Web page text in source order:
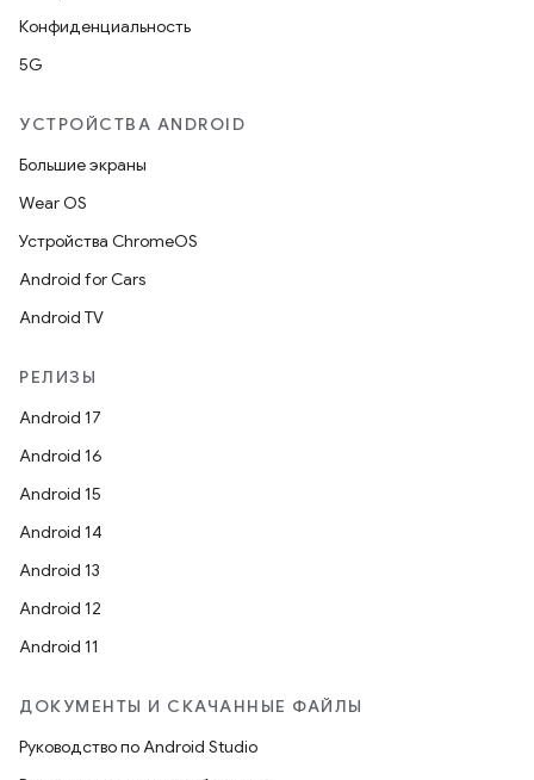
Конфиденциальность
5G
УСТРОЙСТВА ANDROID
Большие экраны
Wear OS
Устройства ChromeOS
Android for Cars
Android TV
РЕЛИЗЫ
Android 17
Android 16
Android 15
Android 14
Android 13
Android 12
Android 11
ДОКУМЕНТЫ И СКАЧАННЫЕ ФАЙЛЫ
Руководство по Android Studio